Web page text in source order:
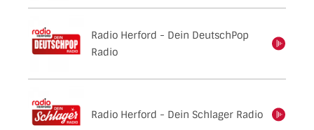
Radio Herford - Dein DeutschPop
Radio
einschalten
Radio Herford - Dein Schlager Radio
einschalten